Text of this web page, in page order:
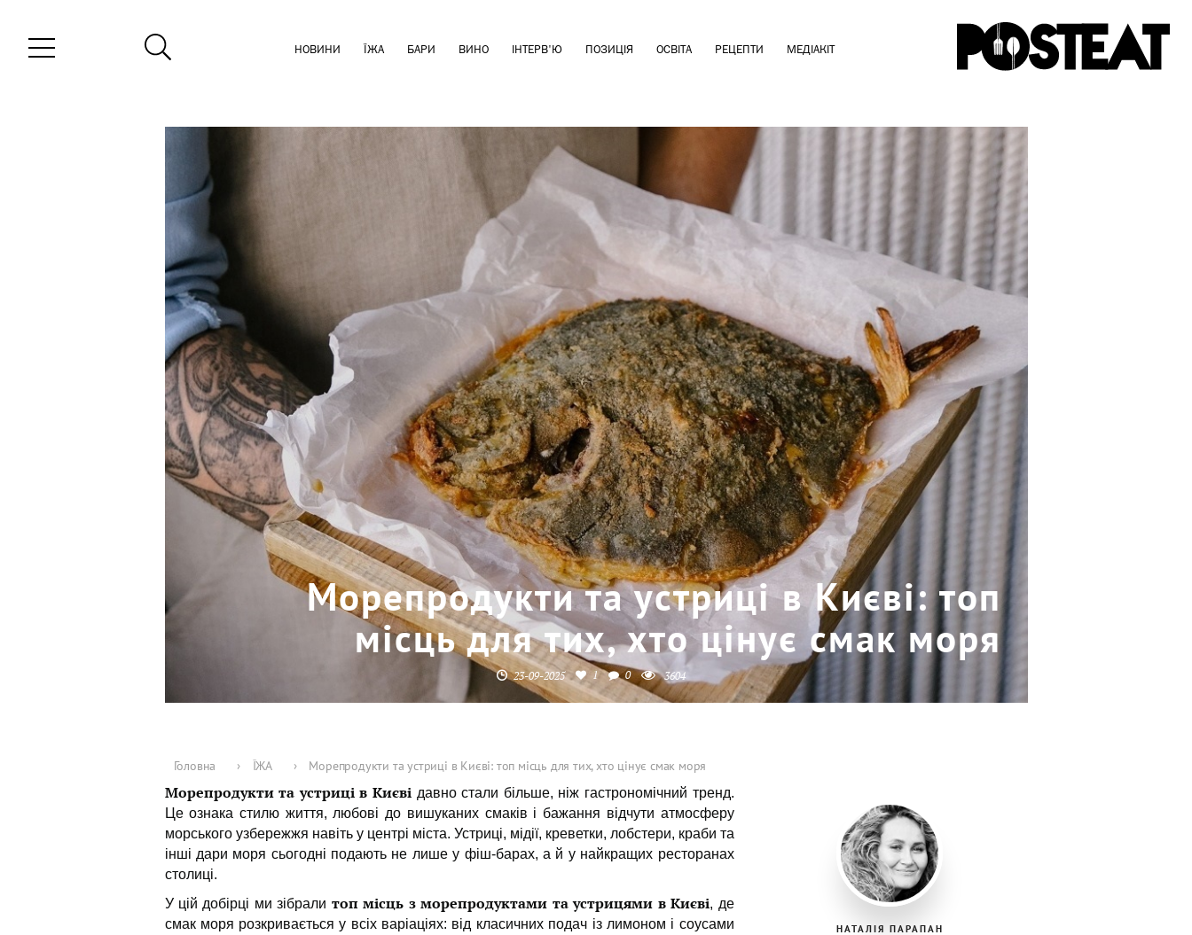
НОВИНИ ЇЖА БАРИ ВИНО ІНТЕРВ'Ю ПОЗИЦІЯ ОСВІТА РЕЦЕПТИ МЕДІАКІТ
Морепродукти та устриці в Києві: топ
місць для тих, хто цінує смак моря
23-09-2025 1 0 3604
Головна › ЇЖА › Морепродукти та устриці в Києві: топ місць для тих, хто цінує смак моря
Морепродукти та устриці в Києвідавно стали більше, ніж гастрономічний тренд.
Це ознака стилю життя, любові до вишуканих смаків і бажання відчути атмосферу
морського узбережжя навіть у центрі міста. Устриці, мідії, креветки, лобстери, краби та
інші дари моря сьогодні подають не лише у фіш-барах, а й у найкращих ресторанах
столиці.
У цій добірці ми зібрали топ місць з морепродуктами та устрицями в Києві, де
смак моря розкривається у всіх варіаціях: від класичних подач із лимоном і соусами
НАТАЛІЯ ПАРАПАН